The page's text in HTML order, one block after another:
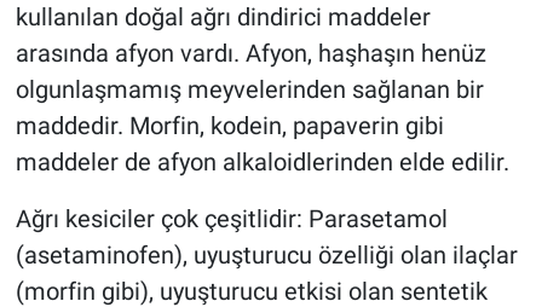
kullanılan doğal ağrı dindirici maddeler
arasında afyon vardı. Afyon, haşhaşın henüz
olgunlaşmamış meyvelerinden sağlanan bir
maddedir. Morfin, kodein, papaverin gibi
maddeler de afyon alkaloidlerinden elde edilir.
Ağrı kesiciler çok çeşitlidir: Parasetamol
(asetaminofen), uyuşturucu özelliği olan ilaçlar
(morfin gibi), uyuşturucu etkisi olan sentetik